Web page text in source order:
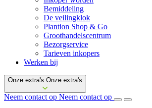
Bemiddeling
De veilingklok
Plantion Shop & Go
Groothandelscentrum
Bezorgservice
Tarieven inkopers
Werken bij
Onze extra's Onze extra's
Neem contact op Neem contact op